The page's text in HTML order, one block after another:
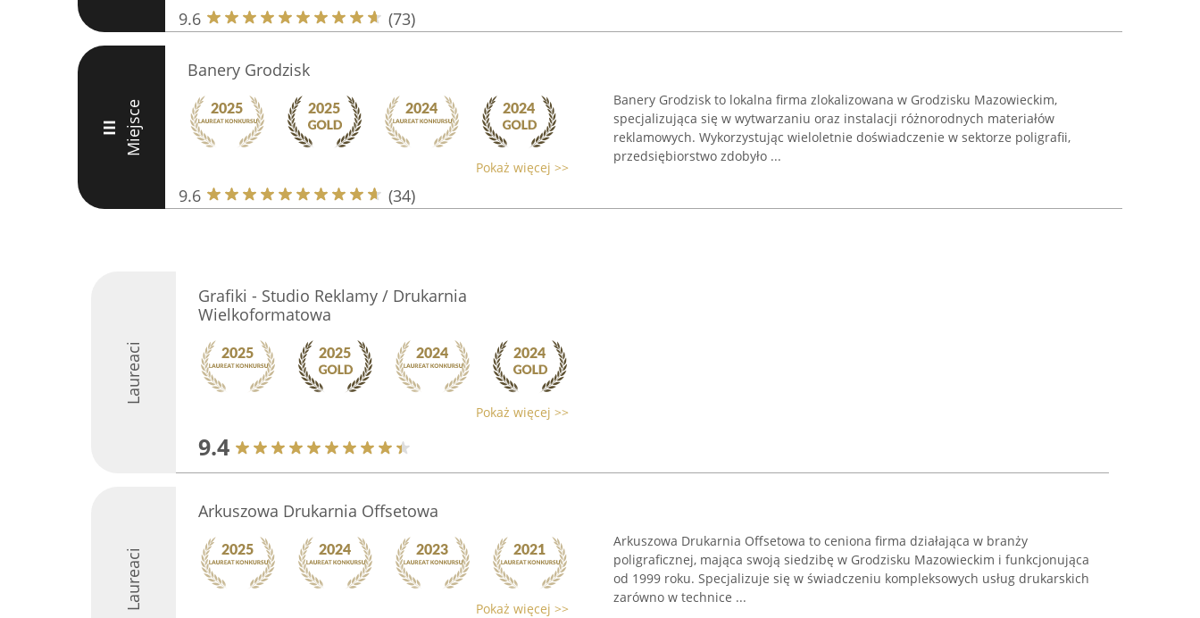
9.6 (73)
III Miejsce
Banery Grodzisk
Pokaż więcej >>
9.6 (34)
Banery Grodzisk to lokalna firma zlokalizowana w Grodzisku Mazowieckim,
specjalizująca się w wytwarzaniu oraz instalacji różnorodnych materiałów
reklamowych. Wykorzystując wieloletnie doświadczenie w sektorze poligrafii,
przedsiębiorstwo zdobyło ...
Laureaci
Grafiki - Studio Reklamy / Drukarnia
Wielkoformatowa
Pokaż więcej >>
9.4
Laureaci
Arkuszowa Drukarnia Offsetowa
Pokaż więcej >>
Arkuszowa Drukarnia Offsetowa to ceniona firma działająca w branży
poligraficznej, mająca swoją siedzibę w Grodzisku Mazowieckim i funkcjonująca
od 1999 roku. Specjalizuje się w świadczeniu kompleksowych usług drukarskich
zarówno w technice ...